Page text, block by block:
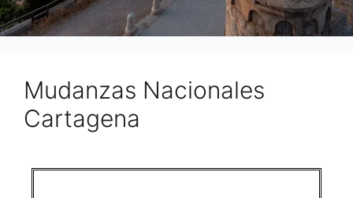
Mudanzas Nacionales
Cartagena